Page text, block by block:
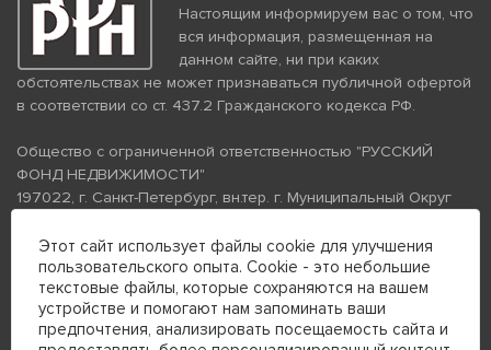
Настоящим информируем вас о том, что
вся информация, размещенная на
данном сайте, ни при каких
обстоятельствах не может признаваться публичной офертой
в соответствии со ст. 437.2 Гражданского кодекса РФ.
Общество с ограниченной ответственностью "РУССКИЙ
ФОНД НЕДВИЖИМОСТИ"
197022, г. Санкт-Петербург, вн.тер. г. Муниципальный Округ
помещение 26Н, комната 103
ИНН 7813672570 КПП 781301001 ОГРН 1237800058870
Политика конфиденциальности
Политика обработки
персональных данных
Телефон для связи:
Этот сайт использует файлы cookie для улучшения
пользовательского опыта. Cookie - это небольшие
текстовые файлы, которые сохраняются на вашем
устройстве и помогают нам запоминать ваши
предпочтения, анализировать посещаемость сайта и